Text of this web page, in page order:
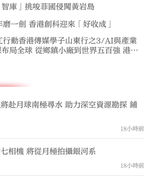
庫」挑唆菲國侵闖黃岩島
一劍 香港創科迎來「好收成」
行動香港傳媒學子山東行之3/AI與產業
局全球 從鄉鎮小廠到世界五百強 港生
赴月球南極尋水 助力深空資源勘探 鋪
18小時前
相機 將從月極拍攝銀河系
18小時前